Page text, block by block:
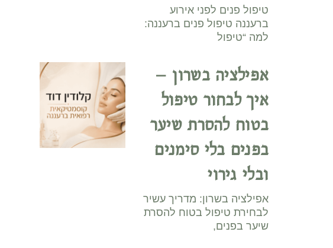
טיפול פנים לפני אירוע
ברעננה טיפול פנים ברעננה:
למה “טיפול
אפילציה בשרון –
איך לבחור טיפול
בטוח להסרת שיער
בפנים בלי סימנים
ובלי גירוי
אפילציה בשרון: מדריך עשיר
לבחירת טיפול בטוח להסרת
שיער בפנים,